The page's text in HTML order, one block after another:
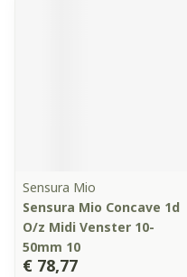
Sensura Mio
Sensura Mio Concave 1d
O/z Midi Venster 10-
50mm 10
€ 78,77